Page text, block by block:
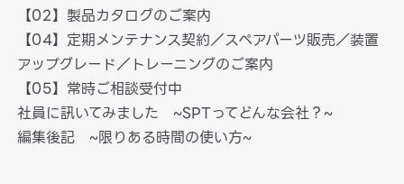
【02】製品カタログのご案内
【04】定期メンテナンス契約／スペアパーツ販売／装置
アップグレード／トレーニングのご案内
【05】常時ご相談受付中
社員に訊いてみました ~SPTってどんな会社？~
編集後記 ~限りある時間の使い方~